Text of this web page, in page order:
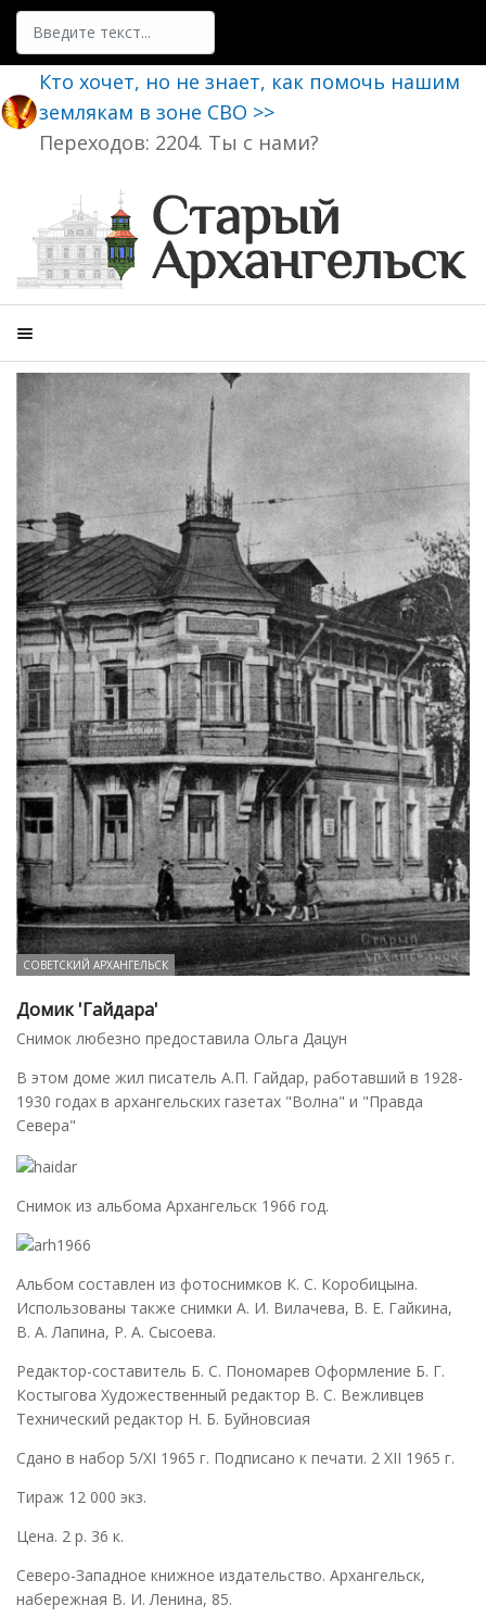
Поиск
Кто хочет, но не знает, как помочь нашим
землякам в зоне СВО >>
Переходов: 2204. Ты с нами?
СОВЕТСКИЙ АРХАНГЕЛЬСК
Домик 'Гайдара'
Снимок любезно предоставила Ольга Дацун
В этом доме жил писатель А.П. Гайдар, работавший в 1928-
1930 годах в архангельских газетах "Волна" и "Правда
Севера"
Снимок из альбома Архангельск 1966 год.
Альбом составлен из фотоснимков К. С. Коробицына.
Использованы также снимки А. И. Вилачева, В. Е. Гайкина,
В. А. Лапина, Р. А. Сысоева.
Редактор-составитель Б. С. Пономарев Оформление Б. Г.
Костыгова Художественный редактор В. С. Вежливцев
Технический редактор Н. Б. Буйновсиая
Сдано в набор 5/ХI 1965 г. Подписано к печати. 2 XII 1965 г.
Тираж 12 000 экз.
Цена. 2 р. 36 к.
Северо-Западное книжное издательство. Архангельск,
набережная В. И. Ленина, 85.